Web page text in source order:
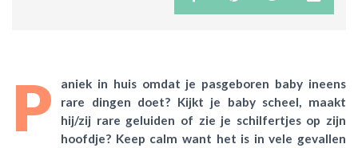
P
aniek in huis omdat je pasgeboren baby ineens
rare dingen doet? Kijkt je baby scheel, maakt
hij/zij rare geluiden of zie je schilfertjes op zijn
hoofdje? Keep calm want het is in vele gevallen